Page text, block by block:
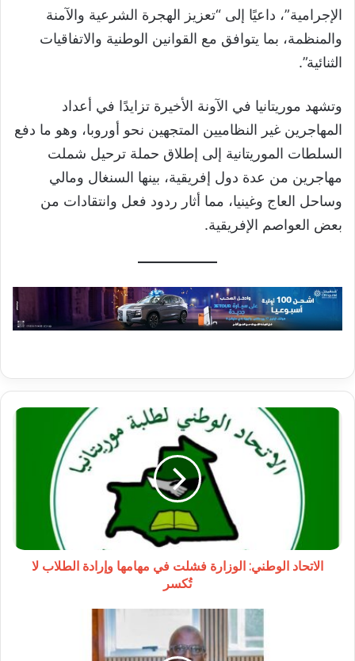
الإجرامية”، داعيًا إلى “تعزيز الهجرة الشرعية والآمنة
والمنظمة، بما يتوافق مع القوانين الوطنية والاتفاقيات
الثنائية”.
وتشهد موريتانيا في الآونة الأخيرة تزايدًا في أعداد
المهاجرين غير النظاميين المتجهين نحو أوروبا، وهو ما دفع
السلطات الموريتانية إلى إطلاق حملة ترحيل شملت
مهاجرين من عدة دول إفريقية، بينها السنغال ومالي
وساحل العاج وغينيا، مما أثار ردود فعل وانتقادات من
بعض العواصم الإفريقية.
الاتحاد
لا
تُكسرالاتحاد الوطني: الوزارة فشلت في مهامها وإرادة الطلاب لا
تُكسر